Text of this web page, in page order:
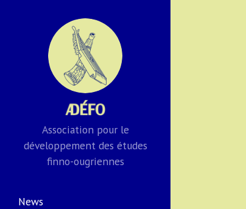
Association pour le
développement des études
finno-ougriennes
News